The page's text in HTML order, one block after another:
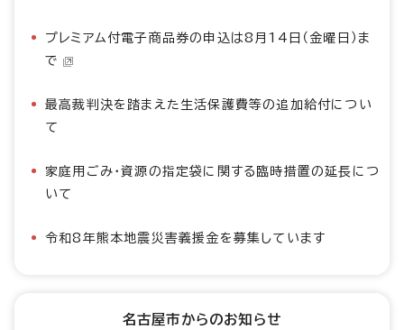
プレミアム付電子商品券の申込は8月14日（金曜日）ま
で
最高裁判決を踏まえた生活保護費等の追加給付につい
て
家庭用ごみ・資源の指定袋に関する臨時措置の延長につ
いて
令和8年熊本地震災害義援金を募集しています
名古屋市からのお知らせ